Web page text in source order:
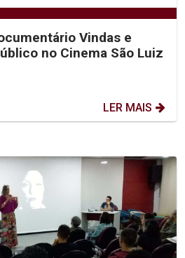
Vindas e
no Cinema São Luiz
LER MAIS